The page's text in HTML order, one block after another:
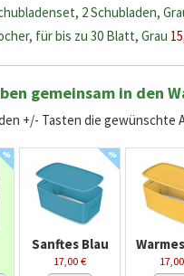
2 Schubladen,
für bis zu 30 Blatt, Grau
gemeinsam in den
+/- Tasten die gewünschte
% %
Sanftes Blau
17,00 €